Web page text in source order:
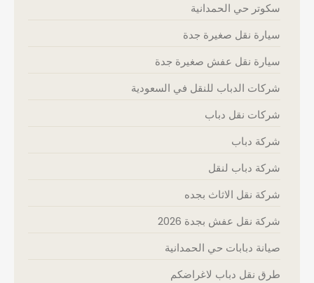
سكوتر حي الحمدانية
سيارة نقل صغيرة جدة
سيارة نقل عفش صغيرة جدة
شركات الدباب للنقل في السعودية
شركات نقل دباب
شركة دباب
شركة دباب لنقل
شركة نقل الاثاث بجده
شركة نقل عفش بجدة 2026
صيانة دبابات حي الحمدانية
طرق نقل دباب لاغراضكم